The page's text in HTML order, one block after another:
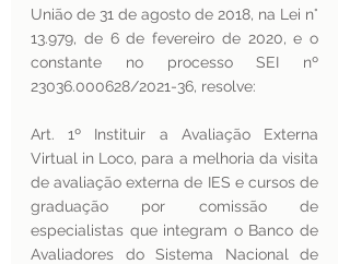
União de 31 de agosto de 2018, na Lei n°
13.979, de 6 de fevereiro de 2020, e o
constante no processo SEI nº
23036.000628/2021-36, resolve:
Art. 1º Instituir a Avaliação Externa
Virtual in Loco, para a melhoria da visita
de avaliação externa de IES e cursos de
graduação por comissão de
especialistas que integram o Banco de
Avaliadores do Sistema Nacional de